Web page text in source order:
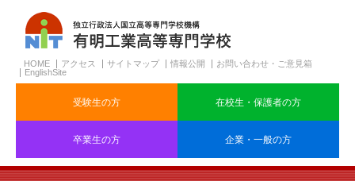
HOME アクセス サイトマップ 情報公開
お問い合わせ・ご意見箱
EnglishSite
受験生の方 在校生・保護者の方
卒業生の方 企業・一般の方